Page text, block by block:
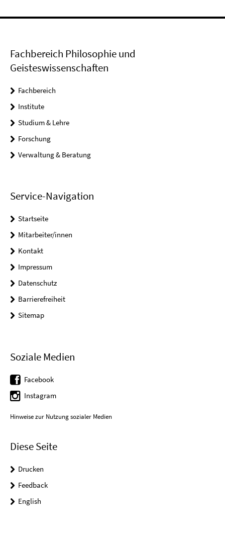
Fachbereich Philosophie und
Geisteswissenschaften
Fachbereich
Institute
Studium & Lehre
Forschung
Verwaltung & Beratung
Service-Navigation
Startseite
Mitarbeiter/innen
Kontakt
Impressum
Datenschutz
Barrierefreiheit
Sitemap
Soziale Medien
Facebook
Instagram
Hinweise zur Nutzung sozialer Medien
Diese Seite
Drucken
Feedback
English